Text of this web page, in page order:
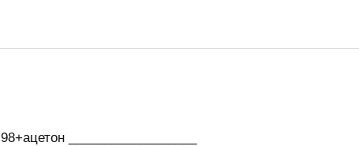
98+ацетон __________________